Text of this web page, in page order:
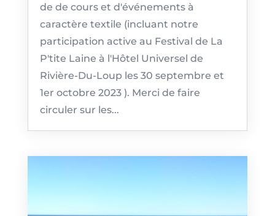
de de cours et d'événements à
caractère textile (incluant notre
participation active au Festival de La
P'tite Laine à l'Hôtel Universel de
Rivière-Du-Loup les 30 septembre et
1er octobre 2023 ). Merci de faire
circuler sur les...